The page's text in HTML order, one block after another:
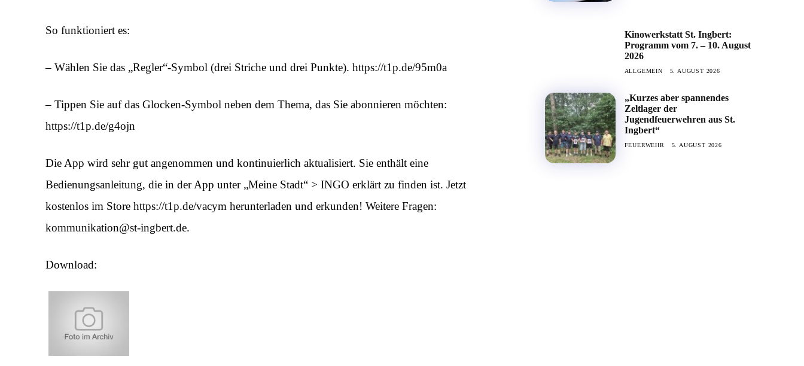
So funktioniert es:
– Wählen Sie das „Regler“-Symbol (drei Striche und drei Punkte). https://t1p.de/95m0a
– Tippen Sie auf das Glocken-Symbol neben dem Thema, das Sie abonnieren möchten:
https://t1p.de/g4ojn
Die App wird sehr gut angenommen und kontinuierlich aktualisiert. Sie enthält eine
Bedienungsanleitung, die in der App unter „Meine Stadt“ > INGO erklärt zu finden ist. Jetzt
kostenlos im Store https://t1p.de/vacym herunterladen und erkunden! Weitere Fragen:
kommunikation@st-ingbert.de.
Download:
Kinowerkstatt St. Ingbert:
Programm vom 7. – 10. August
2026
ALLGEMEIN 5. AUGUST 2026
„Kurzes aber spannendes
Zeltlager der
Jugendfeuerwehren aus St.
Ingbert“
FEUERWEHR 5. AUGUST 2026